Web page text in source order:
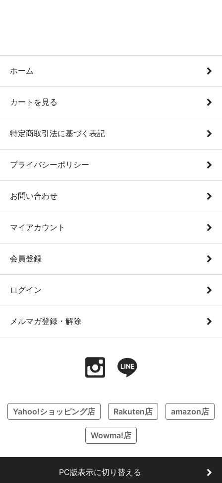
ホーム
カートを見る
特定商取引法に基づく表記
プライバシーポリシー
お問い合わせ
マイアカウント
会員登録
ログイン
メルマガ登録・解除
Yahoo!ショッピング店 Rakuten店 amazon店
Wowma!店
PC版表示に切り替える